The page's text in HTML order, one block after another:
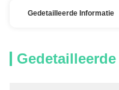
Gedetailleerde Informatie